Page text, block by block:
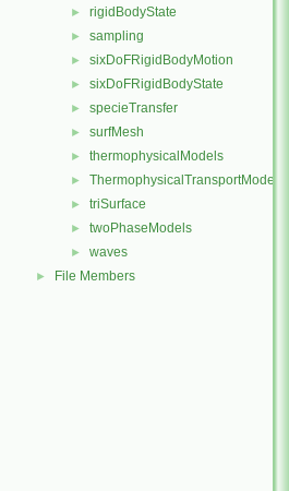
► rigidBodyState
► sampling
► sixDoFRigidBodyMotion
► sixDoFRigidBodyState
► specieTransfer
► surfMesh
► thermophysicalModels
► ThermophysicalTransportModels
► triSurface
► twoPhaseModels
► waves
► File Members